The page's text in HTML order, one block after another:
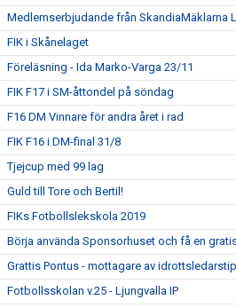
Medlemserbjudande från SkandiaMäklarna
FIK i Skånelaget
Föreläsning - Ida Marko-Varga 23/11
FIK F17 i SM-åttondel på söndag
F16 DM Vinnare för andra året i rad
FIK F16 i DM-final 31/8
Tjejcup med 99 lag
Guld till Tore och Bertil!
FIKs Fotbollslekskola 2019
Börja använda Sponsorhuset och få en
Grattis Pontus - mottagare av
Fotbollsskolan v.25 - Ljungvalla IP